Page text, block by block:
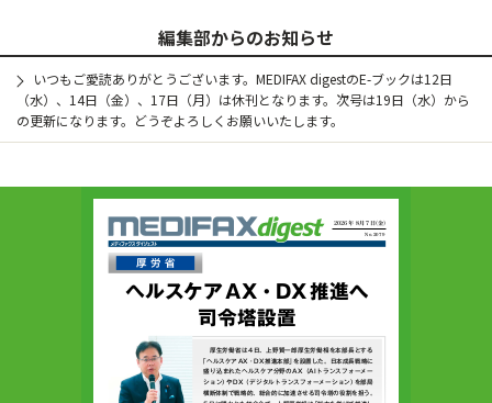
編集部からのお知らせ
いつもご愛読ありがとうございます。MEDIFAX digestのE-ブックは12日
（水）、14日（金）、17日（月）は休刊となります。次号は19日（水）から
の更新になります。どうぞよろしくお願いいたします。